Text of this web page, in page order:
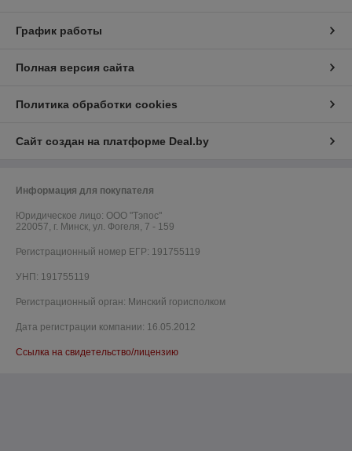
График работы
Полная версия сайта
Политика обработки cookies
Сайт создан на платформе Deal.by
Информация для покупателя
Юридическое лицо: ООО "Тэпос"
220057, г. Минск, ул. Фогеля, 7 - 159
Регистрационный номер ЕГР: 191755119
УНП: 191755119
Регистрационный орган: Минский горисполком
Дата регистрации компании: 16.05.2012
Ссылка на свидетельство/лицензию